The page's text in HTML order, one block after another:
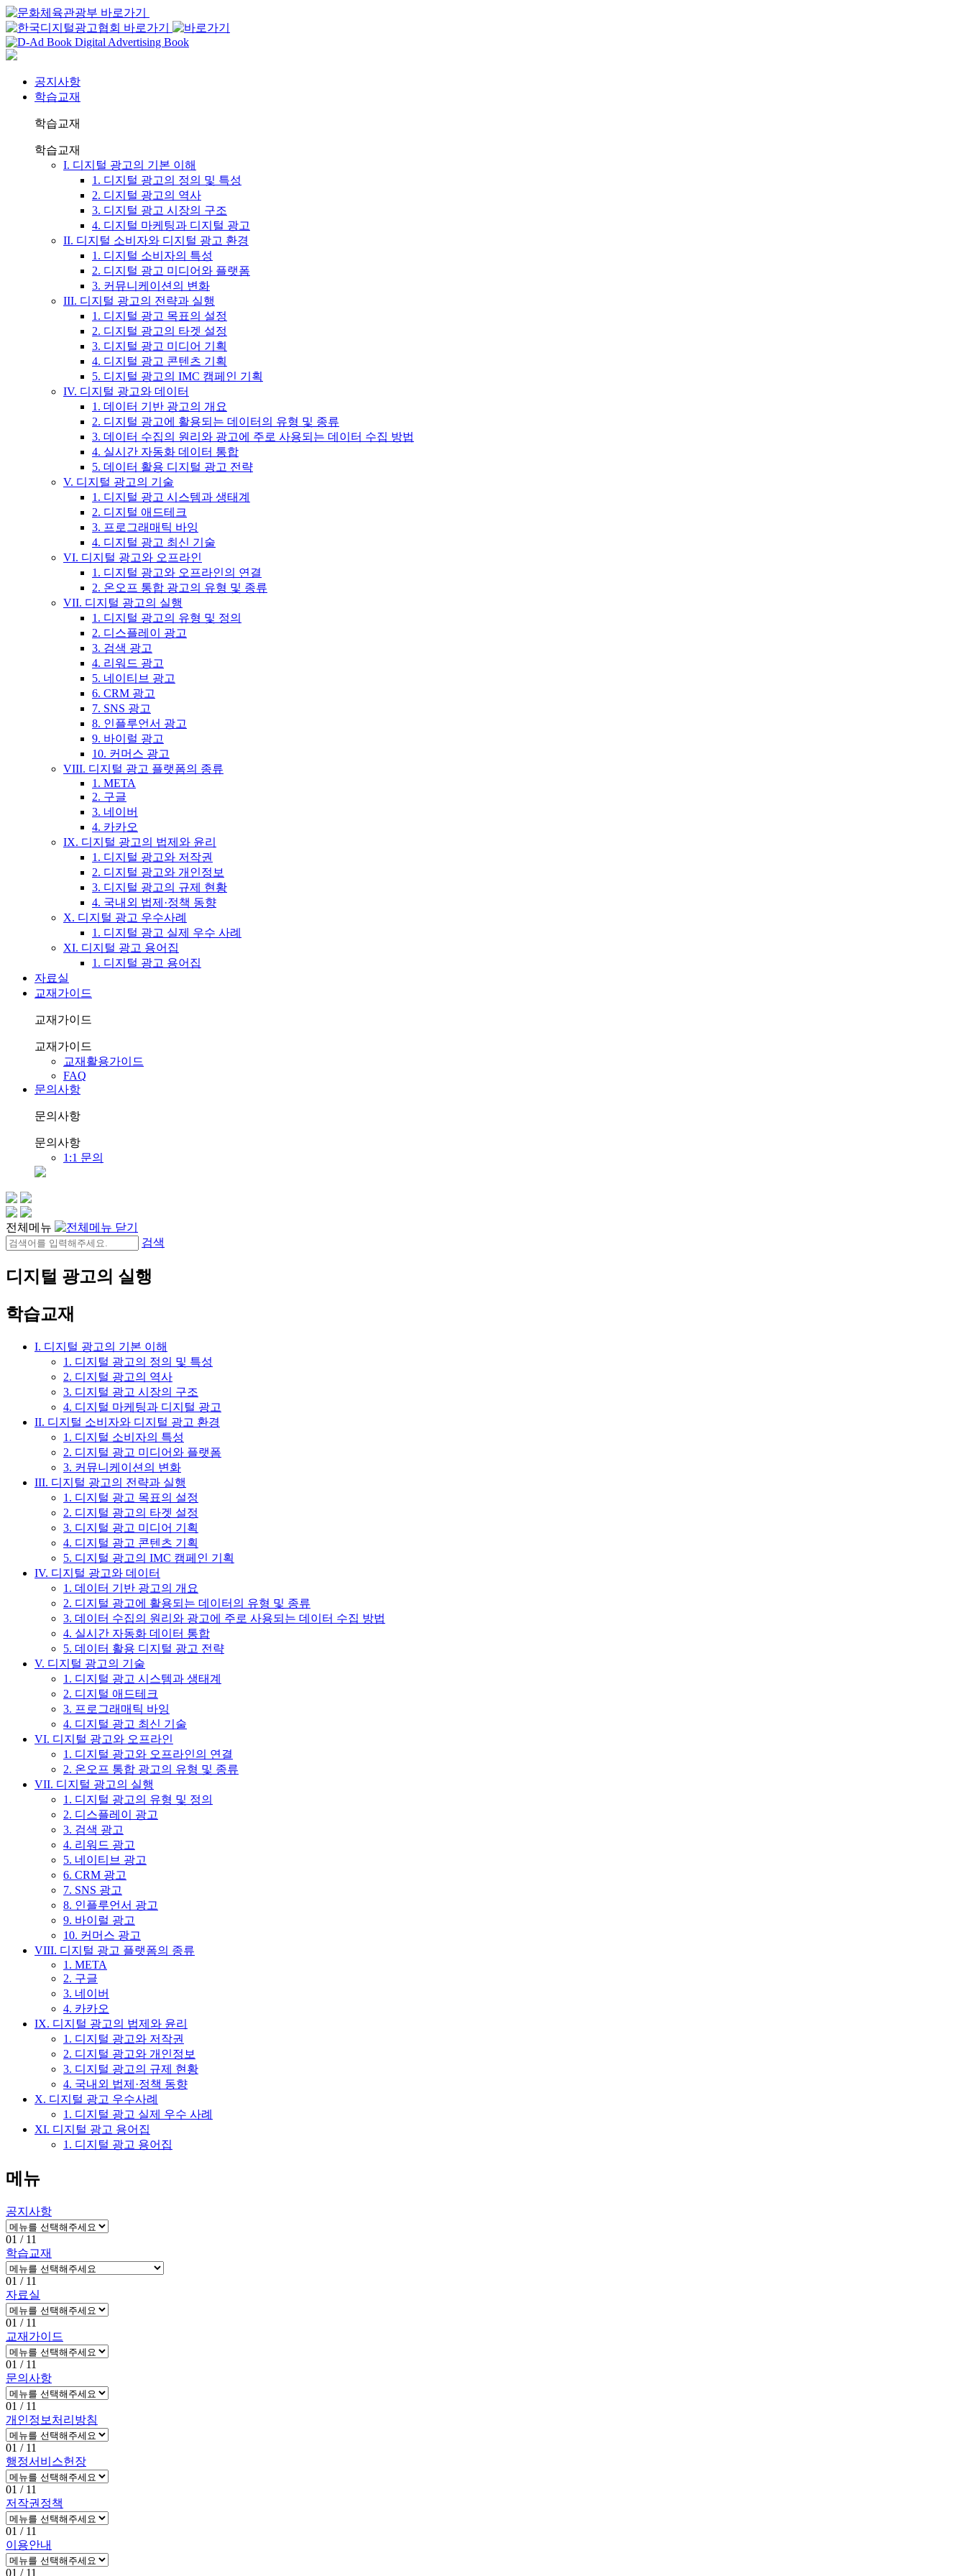
공지사항
학습교재
학습교재
학습교재
I. 디지털 광고의 기본 이해
1. 디지털 광고의 정의 및 특성
2. 디지털 광고의 역사
3. 디지털 광고 시장의 구조
4. 디지털 마케팅과 디지털 광고
II. 디지털 소비자와 디지털 광고 환경
1. 디지털 소비자의 특성
2. 디지털 광고 미디어와 플랫폼
3. 커뮤니케이션의 변화
III. 디지털 광고의 전략과 실행
1. 디지털 광고 목표의 설정
2. 디지털 광고의 타겟 설정
3. 디지털 광고 미디어 기획
4. 디지털 광고 콘텐츠 기획
5. 디지털 광고의 IMC 캠페인 기획
IV. 디지털 광고와 데이터
1. 데이터 기반 광고의 개요
2. 디지털 광고에 활용되는 데이터의 유형 및 종류
3. 데이터 수집의 원리와 광고에 주로 사용되는 데이터 수집 방법
4. 실시간 자동화 데이터 통합
5. 데이터 활용 디지털 광고 전략
V. 디지털 광고의 기술
1. 디지털 광고 시스템과 생태계
2. 디지털 애드테크
3. 프로그래매틱 바잉
4. 디지털 광고 최신 기술
VI. 디지털 광고와 오프라인
1. 디지털 광고와 오프라인의 연결
2. 온오프 통합 광고의 유형 및 종류
VII. 디지털 광고의 실행
1. 디지털 광고의 유형 및 정의
2. 디스플레이 광고
3. 검색 광고
4. 리워드 광고
5. 네이티브 광고
6. CRM 광고
7. SNS 광고
8. 인플루언서 광고
9. 바이럴 광고
10. 커머스 광고
VIII. 디지털 광고 플랫폼의 종류
1. META
2. 구글
3. 네이버
4. 카카오
IX. 디지털 광고의 법제와 윤리
1. 디지털 광고와 저작권
2. 디지털 광고와 개인정보
3. 디지털 광고의 규제 현황
4. 국내외 법제·정책 동향
X. 디지털 광고 우수사례
1. 디지털 광고 실제 우수 사례
XI. 디지털 광고 용어집
1. 디지털 광고 용어집
자료실
교재가이드
교재가이드
교재가이드
교재활용가이드
FAQ
문의사항
문의사항
문의사항
1:1 문의
전체메뉴
검색
디지털 광고의 실행
학습교재
I. 디지털 광고의 기본 이해
1. 디지털 광고의 정의 및 특성
2. 디지털 광고의 역사
3. 디지털 광고 시장의 구조
4. 디지털 마케팅과 디지털 광고
II. 디지털 소비자와 디지털 광고 환경
1. 디지털 소비자의 특성
2. 디지털 광고 미디어와 플랫폼
3. 커뮤니케이션의 변화
III. 디지털 광고의 전략과 실행
1. 디지털 광고 목표의 설정
2. 디지털 광고의 타겟 설정
3. 디지털 광고 미디어 기획
4. 디지털 광고 콘텐츠 기획
5. 디지털 광고의 IMC 캠페인 기획
IV. 디지털 광고와 데이터
1. 데이터 기반 광고의 개요
2. 디지털 광고에 활용되는 데이터의 유형 및 종류
3. 데이터 수집의 원리와 광고에 주로 사용되는 데이터 수집 방법
4. 실시간 자동화 데이터 통합
5. 데이터 활용 디지털 광고 전략
V. 디지털 광고의 기술
1. 디지털 광고 시스템과 생태계
2. 디지털 애드테크
3. 프로그래매틱 바잉
4. 디지털 광고 최신 기술
VI. 디지털 광고와 오프라인
1. 디지털 광고와 오프라인의 연결
2. 온오프 통합 광고의 유형 및 종류
VII. 디지털 광고의 실행
1. 디지털 광고의 유형 및 정의
2. 디스플레이 광고
3. 검색 광고
4. 리워드 광고
5. 네이티브 광고
6. CRM 광고
7. SNS 광고
8. 인플루언서 광고
9. 바이럴 광고
10. 커머스 광고
VIII. 디지털 광고 플랫폼의 종류
1. META
2. 구글
3. 네이버
4. 카카오
IX. 디지털 광고의 법제와 윤리
1. 디지털 광고와 저작권
2. 디지털 광고와 개인정보
3. 디지털 광고의 규제 현황
4. 국내외 법제·정책 동향
X. 디지털 광고 우수사례
1. 디지털 광고 실제 우수 사례
XI. 디지털 광고 용어집
1. 디지털 광고 용어집
메뉴
공지사항
01 / 11
학습교재
01 / 11
자료실
01 / 11
교재가이드
01 / 11
문의사항
01 / 11
개인정보처리방침
01 / 11
행정서비스헌장
01 / 11
저작권정책
01 / 11
이용안내
01 / 11